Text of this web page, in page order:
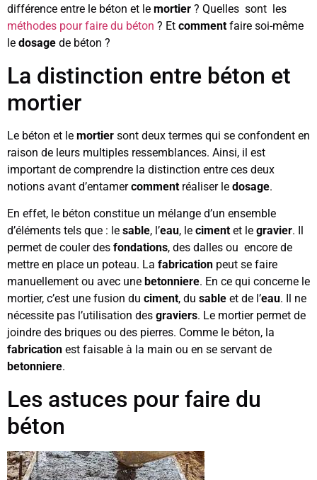
différence entre le béton et le mortier ? Quelles sont les
méthodes pour faire du béton ? Et comment faire soi-même
le dosage de béton ?
La distinction entre béton et
mortier
Le béton et le mortier sont deux termes qui se confondent en
raison de leurs multiples ressemblances. Ainsi, il est
important de comprendre la distinction entre ces deux
notions avant d’entamercomment réaliser le dosage.
En effet, le béton constitue un mélange d’un ensemble
d’éléments tels que : le sable, l’eau, le ciment et le gravier. Il
permet de couler des fondations, des dalles ou encore de
mettre en place un poteau. La fabrication peut se faire
manuellement ou avec une betonniere. En ce qui concerne le
mortier, c’est une fusion du ciment, du sable et de l’eau. Il ne
nécessite pas l’utilisation des graviers. Le mortier permet de
joindre des briques ou des pierres. Comme le béton, la
fabrication est faisable à la main ou en se servant de
betonniere.
Les astuces pour faire du
béton